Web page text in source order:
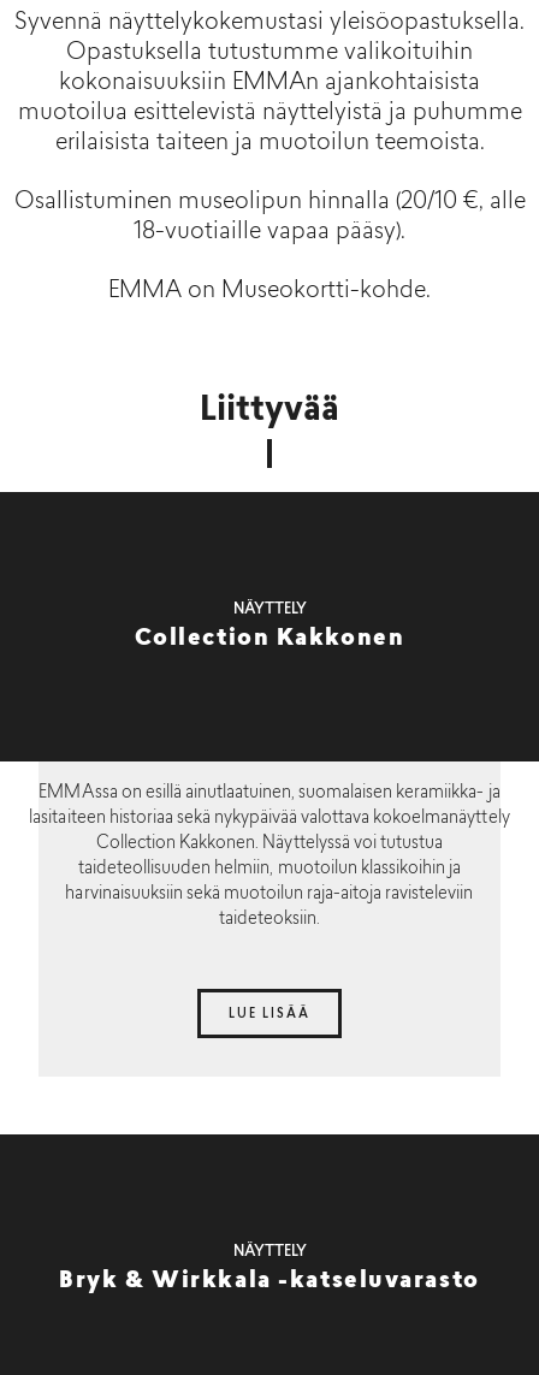
Syvennä näyttelykokemustasi yleisöopastuksella.
Opastuksella tutustumme valikoituihin
kokonaisuuksiin EMMAn ajankohtaisista
muotoilua esittelevistä näyttelyistä ja puhumme
erilaisista taiteen ja muotoilun teemoista.
Osallistuminen museolipun hinnalla (20/10 €, alle
18-vuotiaille vapaa pääsy).
EMMA on Museokortti-kohde.
Liittyvää
NÄYTTELY
Collection Kakkonen
EMMAssa on esillä ainutlaatuinen, suomalaisen keramiikka- ja
lasitaiteen historiaa sekä nykypäivää valottava kokoelmanäyttely
Collection Kakkonen. Näyttelyssä voi tutustua
taideteollisuuden helmiin, muotoilun klassikoihin ja
harvinaisuuksiin sekä muotoilun raja-aitoja ravisteleviin
taideteoksiin.
LUE LISÄÄ
NÄYTTELY
Bryk & Wirkkala -katseluvarasto